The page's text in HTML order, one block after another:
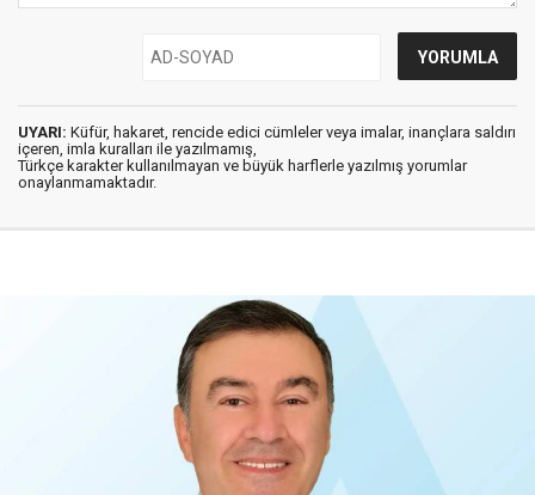
UYARI: Küfür, hakaret, rencide edici cümleler veya imalar, inançlara saldırı
içeren, imla kuralları ile yazılmamış,
Türkçe karakter kullanılmayan ve büyük harflerle yazılmış yorumlar
onaylanmamaktadır.